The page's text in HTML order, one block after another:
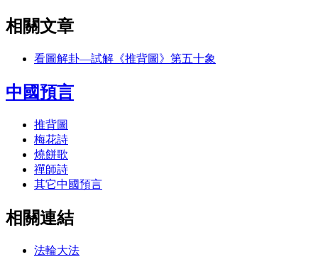
相關文章
看圖解卦―試解《推背圖》第五十象
中國預言
推背圖
梅花詩
燒餅歌
禪師詩
其它中國預言
相關連結
法輪大法